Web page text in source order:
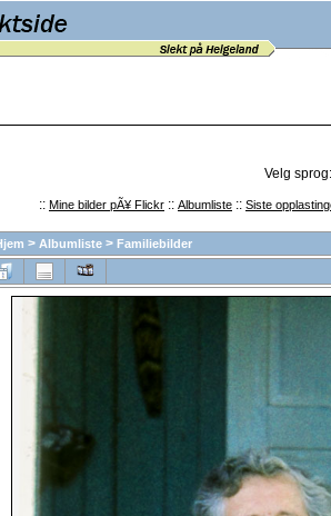
Velg
:: Mine bilder pÃ¥ Flickr :: Albumliste :: Siste
> Albumliste > Familiebilder